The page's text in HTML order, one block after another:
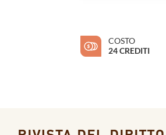
COSTO
24 CREDITI